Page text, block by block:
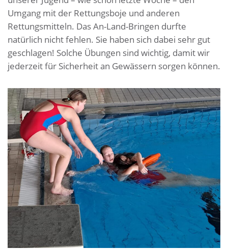
Umgang mit der Rettungsboje und anderen
Rettungsmitteln. Das An-Land-Bringen durfte
natürlich nicht fehlen. Sie haben sich dabei sehr gut
geschlagen! Solche Übungen sind wichtig, damit wir
jederzeit für Sicherheit an Gewässern sorgen können.